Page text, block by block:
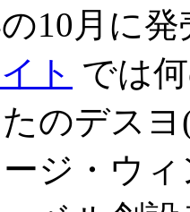
10月に
ト では
のデスヨ
ジ・ウ